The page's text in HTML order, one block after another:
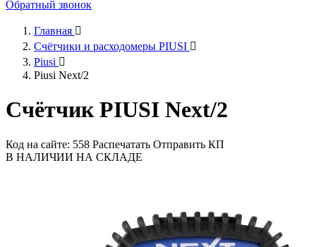
Обратный звонок
Главная 
Счётчики и расходомеры PIUSI 
Piusi 
Piusi Next/2
Счётчик PIUSI Next/2
Код на сайте: 558 Распечатать Отправить КП
В НАЛИЧИИ НА СКЛАДЕ